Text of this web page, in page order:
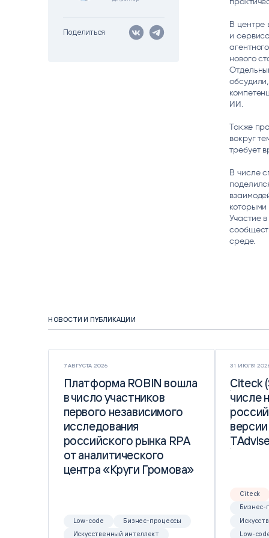
Поделиться
В центре
и
нового
ИИ.
Также
вокруг
требует
В числе
Участие
среде.
НОВОСТИ И ПУБЛИКАЦИИ
7 АВГУСТА 2026
Платформа ROBIN вошла
в число участников
первого независимого
исследования
российского рынка RPA
от аналитического
центра «Круги Громова»
Платформа ROBIN вошла
в число участников
первого независимого
исследования
российского рынка RPA
от аналитического
центра «Круги Громова»
Low-code
Бизнес-процессы
Искусственный интеллект
31 ИЮЛЯ
Citeck
числе
Citeck
числе
Citeck
Бизнес-
Low-